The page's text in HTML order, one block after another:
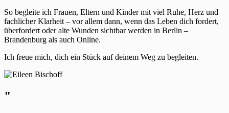
So begleite ich Frauen, Eltern und Kinder mit viel Ruhe, Herz und
fachlicher Klarheit – vor allem dann, wenn das Leben dich fordert,
überfordert oder alte Wunden sichtbar werden in Berlin –
Brandenburg als auch Online.
Ich freue mich, dich ein Stück auf deinem Weg zu begleiten.
"